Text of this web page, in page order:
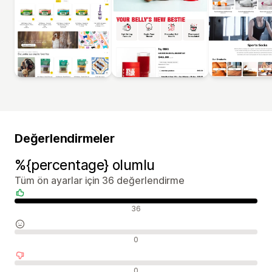
Değerlendirmeler
%{percentage} olumlu
Tüm ön ayarlar için 36 değerlendirme
Olumlu değerlendirmeler 36
Nötr değerlendirmeler 0
Olumsuz değerlendirmeler